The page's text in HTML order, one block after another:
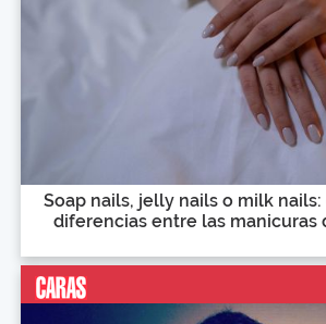
Soap nails, jelly nails o milk
diferencias entre las manicuras